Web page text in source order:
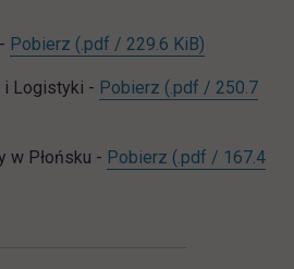
Pobierz (.pdf / 229.6 KiB)
i Logistyki - Pobierz (.pdf / 250.7
w Płońsku - Pobierz (.pdf / 167.4